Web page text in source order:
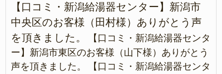
【口コミ・新潟給湯器センター】新潟市
中央区のお客様（田村様）ありがとう声
を頂きました。
【口コミ・新潟給湯器センタ
ー】新潟市東区のお客様（山下様）ありがとう
声を頂きました。
【口コミ・新潟給湯器センタ